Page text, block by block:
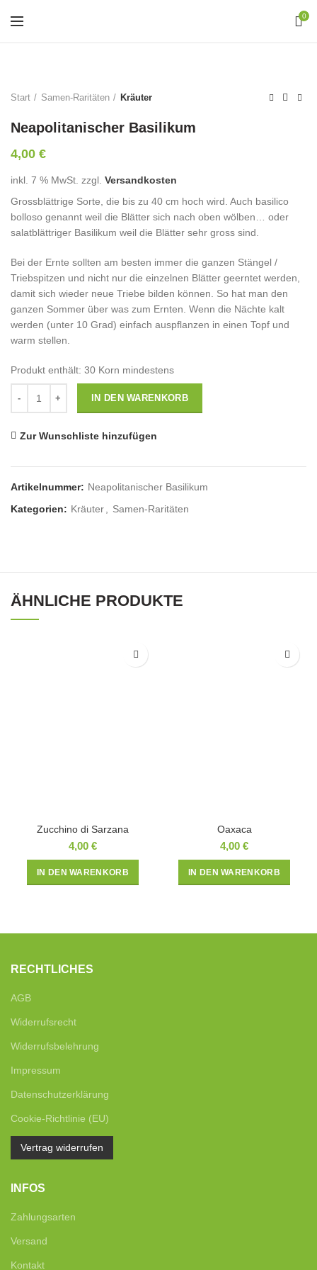
0
Start Samen-Raritäten Kräuter
Neapolitanischer Basilikum
4,00 €
inkl. 7 % MwSt. zzgl. Versandkosten
Grossblättrige Sorte, die bis zu 40 cm hoch wird. Auch basilico
bolloso genannt weil die Blätter sich nach oben wölben… oder
salatblättriger Basilikum weil die Blätter sehr gross sind.
Bei der Ernte sollten am besten immer die ganzen Stängel /
Triebspitzen und nicht nur die einzelnen Blätter geerntet werden,
damit sich wieder neue Triebe bilden können. So hat man den
ganzen Sommer über was zum Ernten. Wenn die Nächte kalt
werden (unter 10 Grad) einfach auspflanzen in einen Topf und
warm stellen.
Produkt enthält: 30 Korn mindestens
IN DEN WARENKORB
Zur Wunschliste hinzufügen
Artikelnummer: Neapolitanischer Basilikum
Kategorien: Kräuter Samen-Raritäten
ÄHNLICHE PRODUKTE
Zucchino di Sarzana
4,00 €
IN DEN WARENKORB
Oaxaca
4,00 €
IN DEN WARENKORB
RECHTLICHES
AGB
Widerrufsrecht
Widerrufsbelehrung
Impressum
Datenschutzerklärung
Cookie-Richtlinie (EU)
Vertrag widerrufen
INFOS
Zahlungsarten
Versand
Kontakt